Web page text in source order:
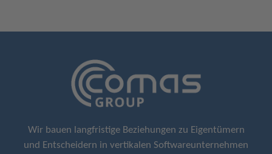
Wir bauen langfristige Beziehungen zu Eigentümern
und Entscheidern in vertikalen Softwareunternehmen